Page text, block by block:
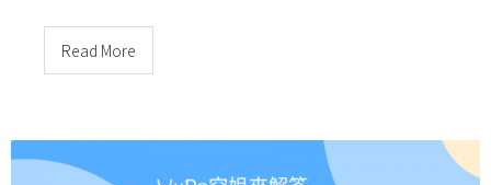
Read More